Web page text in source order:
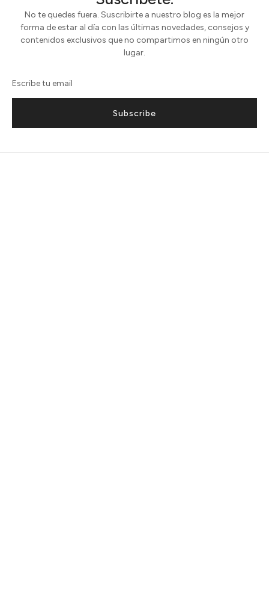
No te quedes fuera. Suscribirte a nuestro blog es la mejor
forma de estar al día con las últimas novedades, consejos y
contenidos exclusivos que no compartimos en ningún otro
lugar.
Subscribe